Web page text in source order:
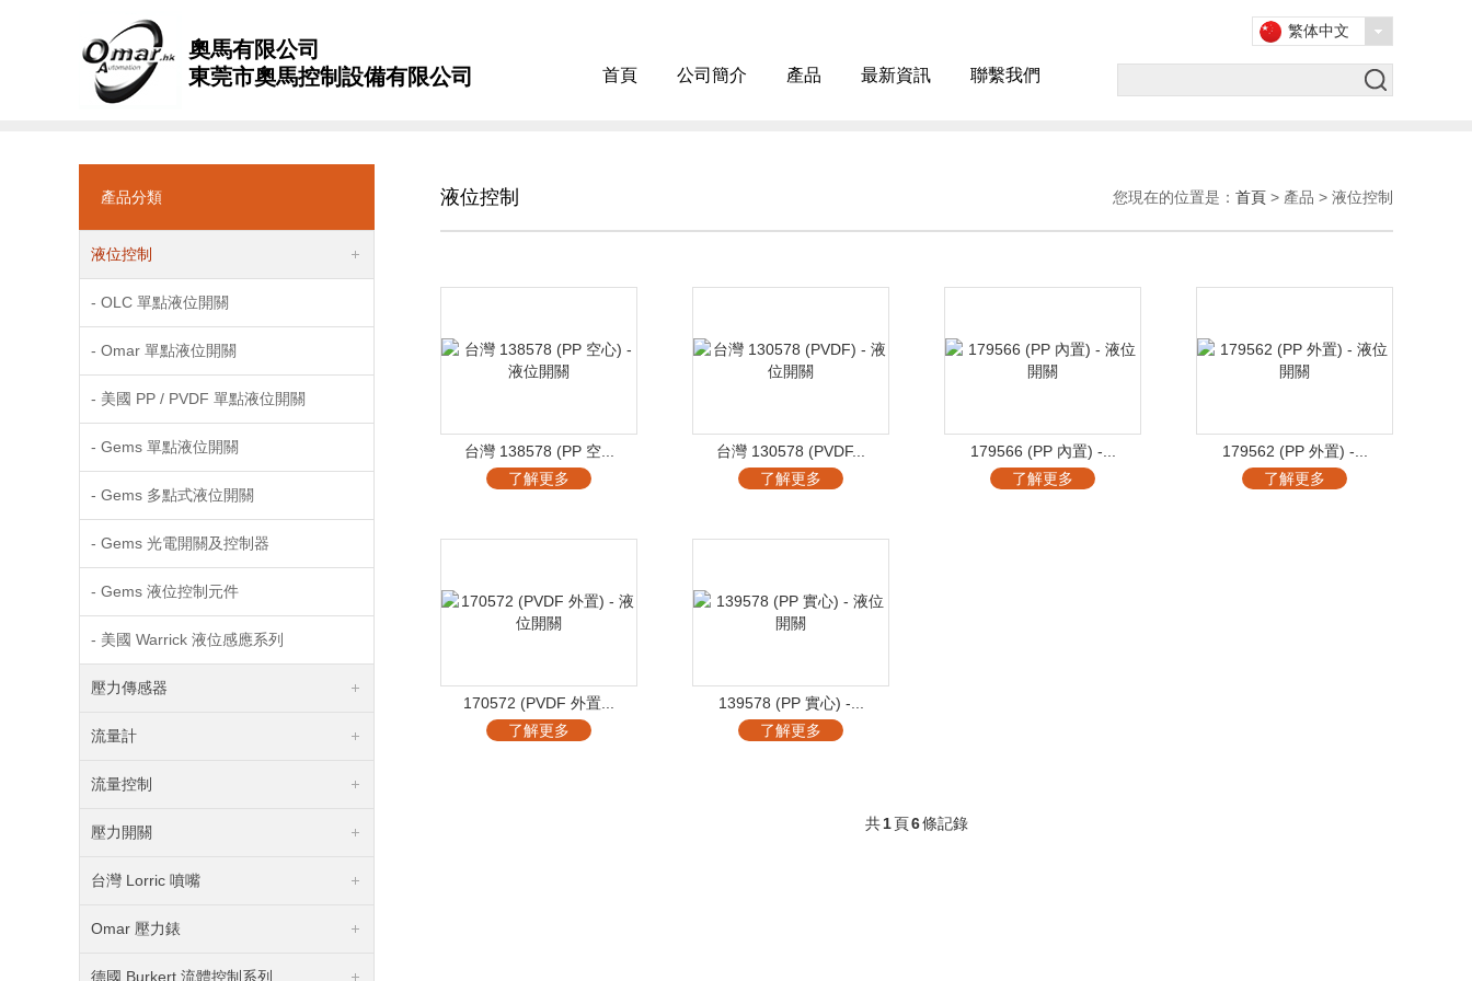
奧馬有限公司
東莞市奧馬控制設備有限公司
首頁 公司簡介 產品 最新資訊 聯繫我們
繁体中文
產品分類
液位控制
- OLC 單點液位開關
- Omar 單點液位開關
- 美國 PP / PVDF 單點液位開關
- Gems 單點液位開關
- Gems 多點式液位開關
- Gems 光電開關及控制器
- Gems 液位控制元件
- 美國 Warrick 液位感應系列
壓力傳感器
流量計
流量控制
壓力開關
台灣 Lorric 噴嘴
Omar 壓力錶
德國 Burkert 流體控制系列
液位控制 您現在的位置是： 首頁 > 產品 > 液位控制
台灣 138578 (PP 空...
了解更多
台灣 130578 (PVDF...
了解更多
179566 (PP 內置) -...
了解更多
179562 (PP 外置) -...
了解更多
170572 (PVDF 外置...
了解更多
139578 (PP 實心) -...
了解更多
共1頁6條記錄